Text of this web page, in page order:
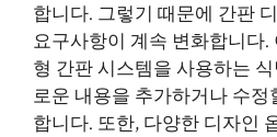
합니다. 그렇기 때문에 간판
요구사항이 계속 변화합니다
형 간판 시스템을 사용하는
로운 내용을 추가하거나 수정
합니다. 또한, 다양한 디자인